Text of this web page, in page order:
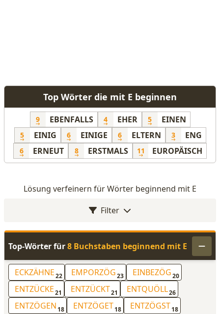
Top Wörter die mit E beginnen
9 EBENFALLS 4 EHER 5 EINEN
5 EINIG 6 EINIGE 6 ELTERN 3 ENG
6 ERNEUT 8 ERSTMALS 11 EUROPÄISCH
Lösung verfeinern für Wörter beginnend mit E
Filter
Top-Wörter für8 Buchstaben beginnend mit E
ECKZÄHNE22 EMPORZÖG23 EINBEZÖG20
ENTZÜCKE21 ENTZÜCKT21 ENTQUÖLL26
ENTZÖGEN 18 ENTZÖGET18 ENTZÖGST18